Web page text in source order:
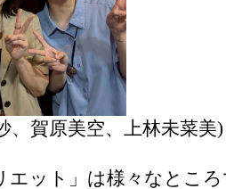
、賀原美空、上林未菜美)
エット」は様々なとこ